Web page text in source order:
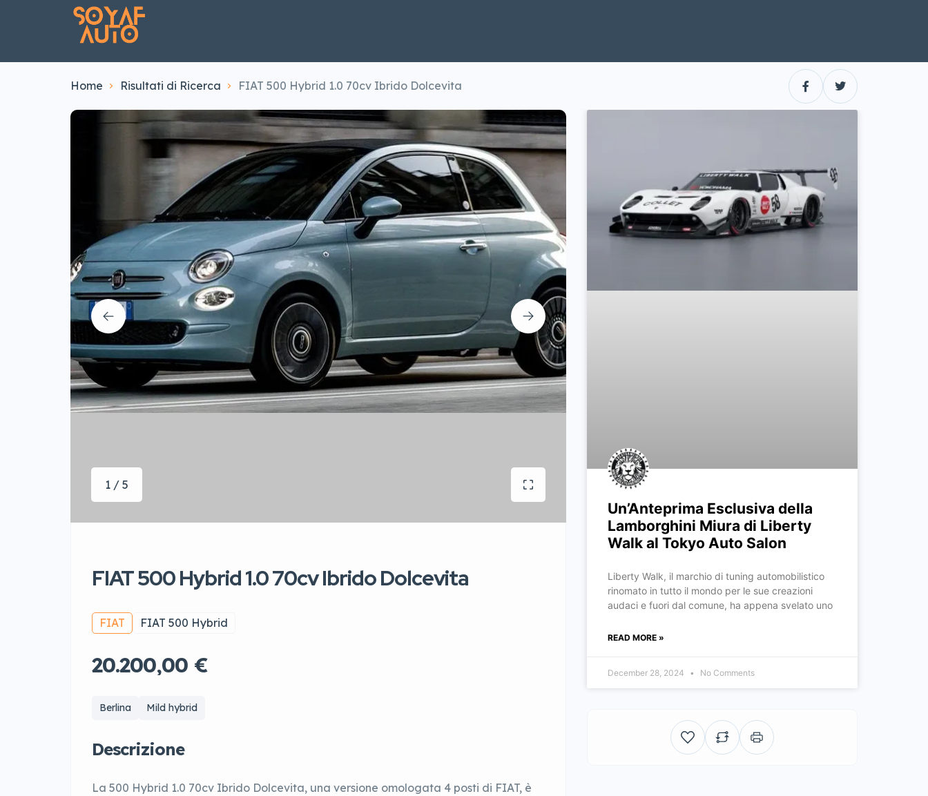
Home Risultati di Ricerca FIAT 500 Hybrid 1.0 70cv Ibrido Dolcevita
1 / 5
FIAT 500 Hybrid 1.0 70cv Ibrido Dolcevita
FIAT FIAT 500 Hybrid
20.200,00 €
Berlina Mild hybrid
Descrizione
La 500 Hybrid 1.0 70cv Ibrido Dolcevita, una versione omologata 4 posti di FIAT, è
Un’Anteprima Esclusiva della
Lamborghini Miura di Liberty
Walk al Tokyo Auto Salon
Liberty Walk, il marchio di tuning automobilistico
rinomato in tutto il mondo per le sue creazioni
audaci e fuori dal comune, ha appena svelato uno
READ MORE »
December 28, 2024 No Comments